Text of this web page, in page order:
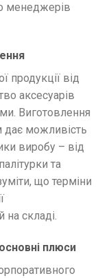
менеджерів
продукції від
аксесуарів
Виготовлення
дає можливість
виробу – від
та
що терміни
на складі.
плюси